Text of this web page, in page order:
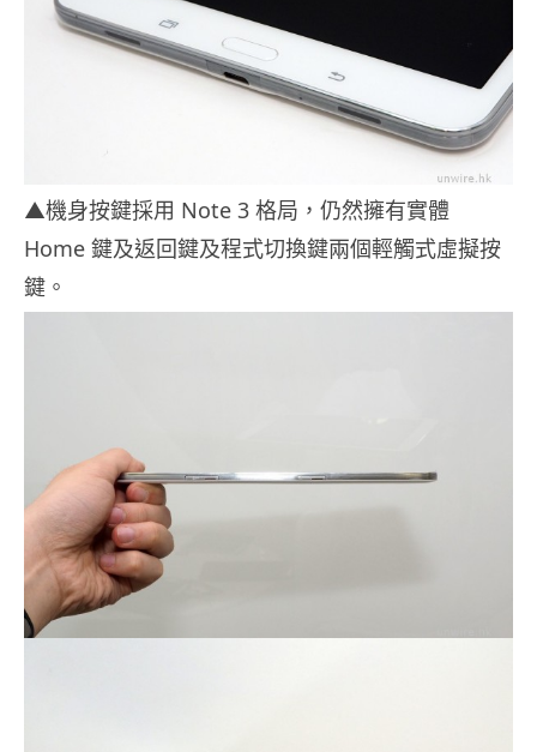
▲機身按鍵採用 Note 3 格局，仍然擁有實體
Home 鍵及返回鍵及程式切換鍵兩個輕觸式虛擬按
鍵。